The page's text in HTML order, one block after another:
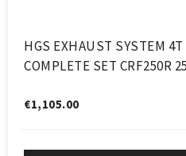
HGS EXHAUST SYSTEM
COMPLETE SET CRF250R
€1,105.00